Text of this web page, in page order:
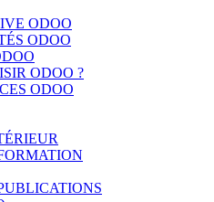
ODOO
ODOO
ODOO ?
ODOO